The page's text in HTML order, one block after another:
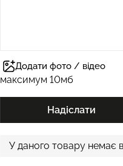
Додати фото / відео
максимум 10мб
Надіслати
У даного товару немає